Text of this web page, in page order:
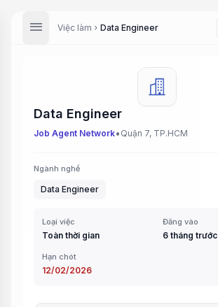
menu Việc làm chevron_right Data Engineer
Data Engineer
Job Agent Network• Quận 7, TP.HCM
Ngành nghề
Data Engineer
Loại việc
Toàn thời gian
Đăng vào
6 tháng trước
Hạn chót
12/02/2026